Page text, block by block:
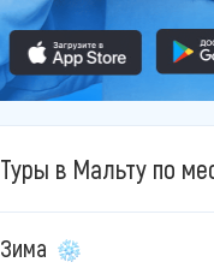
Туры в Мальту по
Зима